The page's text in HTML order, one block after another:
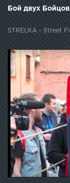
Бой двух
STRELKA - Street